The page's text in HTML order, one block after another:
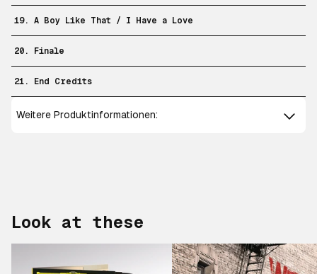
19. A Boy Like That / I Have a Love
20. Finale
21. End Credits
Weitere Produktinformationen:
Look at these